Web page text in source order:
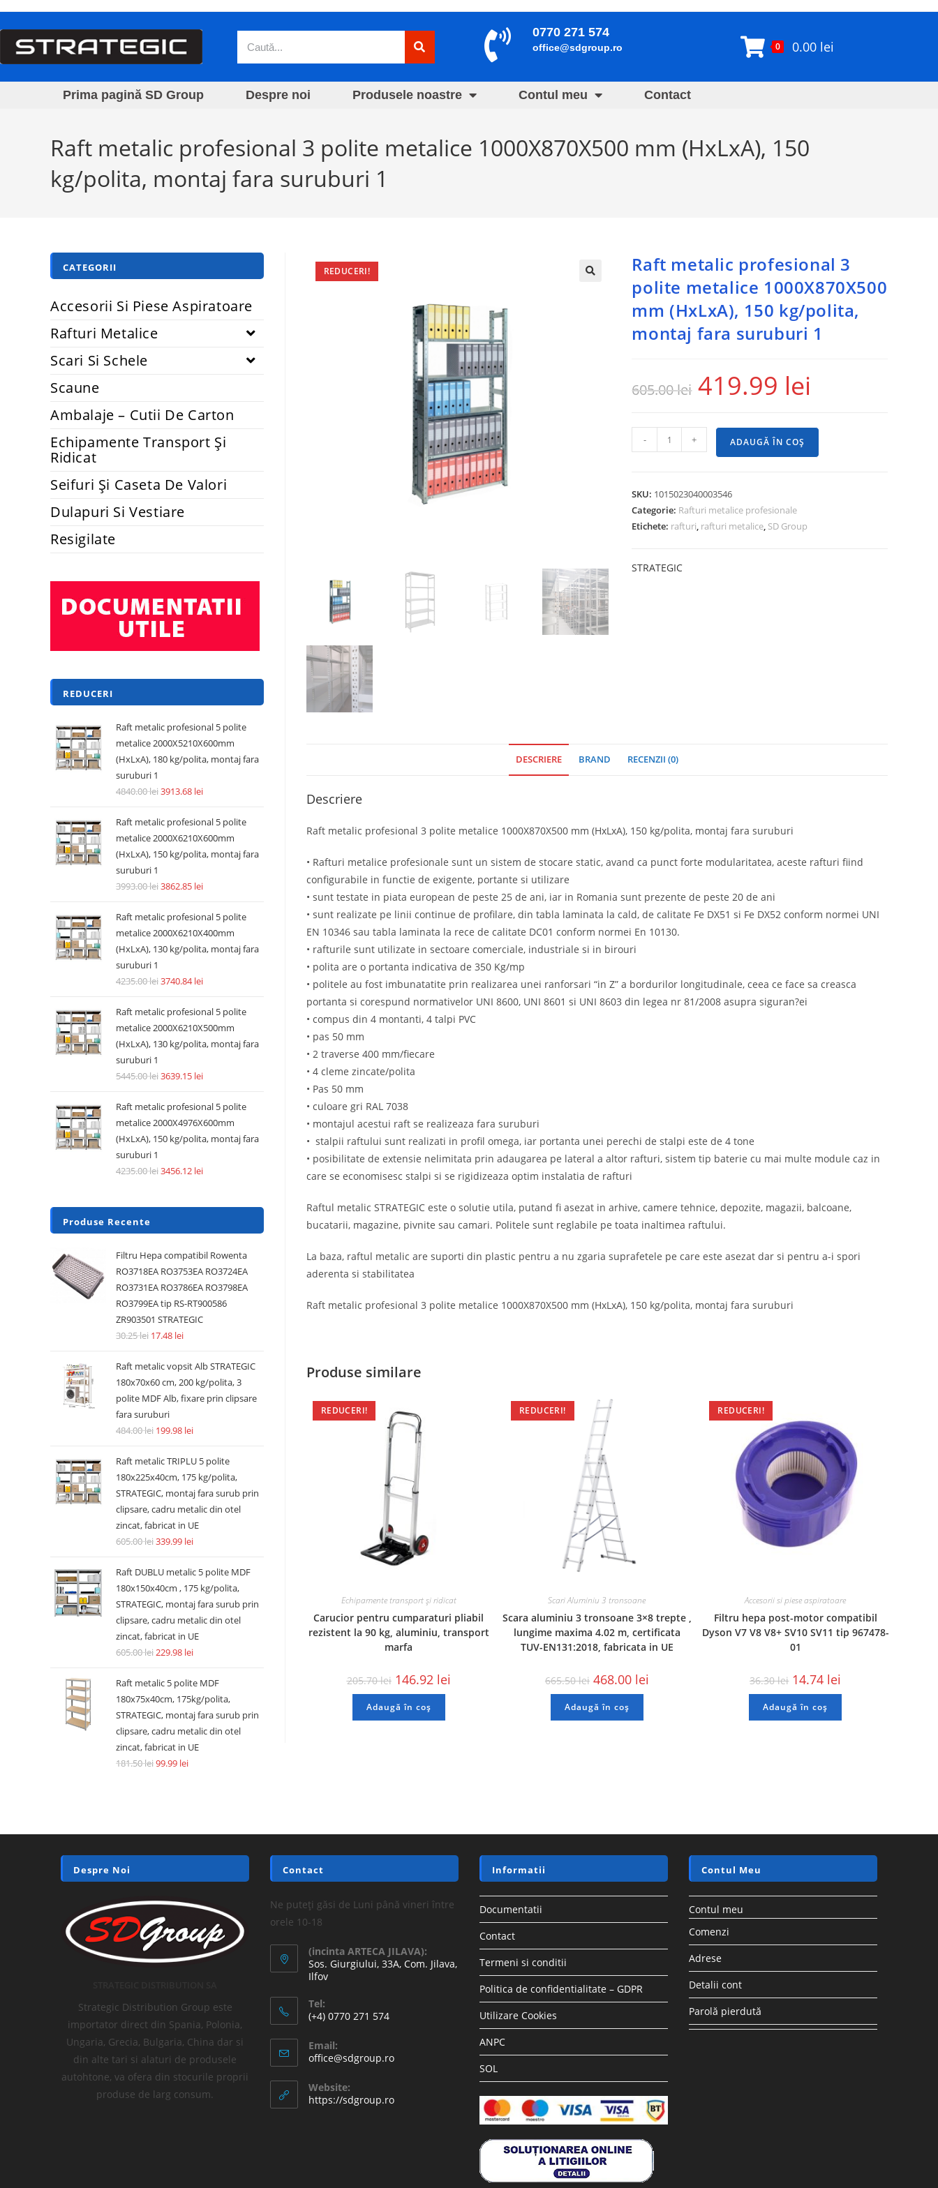
0770 271 574
office@sdgroup.ro 0 0.00 lei
Prima pagină SD Group Despre noi Produsele noastre Contul meu Contact
Raft metalic profesional 3 polite metalice 1000X870X500 mm (HxLxA), 150
kg/polita, montaj fara suruburi 1
REDUCERI!
Raft metalic profesional 3
polite metalice 1000X870X500
mm (HxLxA), 150 kg/polita,
montaj fara suruburi 1
605.00lei 419.99 lei
- + ADAUGĂ ÎN COȘ
SKU: 1015023040003546
Categorie: Rafturi metalice profesionale
Etichete: rafturi, rafturi metalice, SD Group
STRATEGIC
DESCRIERE BRAND RECENZII (0)
Descriere
Raft metalic profesional 3 polite metalice 1000X870X500 mm (HxLxA), 150 kg/polita, montaj fara suruburi
• Rafturi metalice profesionale sunt un sistem de stocare static, avand ca punct forte modularitatea, aceste rafturi fiind
configurabile in functie de exigente, portante si utilizare
• sunt testate in piata european de peste 25 de ani, iar in Romania sunt prezente de peste 20 de ani
• sunt realizate pe linii continue de profilare, din tabla laminata la cald, de calitate Fe DX51 si Fe DX52 conform normei UNI
EN 10346 sau tabla laminata la rece de calitate DC01 conform normei En 10130.
• rafturile sunt utilizate in sectoare comerciale, industriale si in birouri
• polita are o portanta indicativa de 350 Kg/mp
• politele au fost imbunatatite prin realizarea unei ranforsari “in Z” a bordurilor longitudinale, ceea ce face sa creasca
portanta si corespund normativelor UNI 8600, UNI 8601 si UNI 8603 din legea nr 81/2008 asupra siguran?ei
• compus din 4 montanti, 4 talpi PVC
• pas 50 mm
• 2 traverse 400 mm/fiecare
• 4 cleme zincate/polita
• Pas 50 mm
• culoare gri RAL 7038
• montajul acestui raft se realizeaza fara suruburi
• stalpii raftului sunt realizati in profil omega, iar portanta unei perechi de stalpi este de 4 tone
• posibilitate de extensie nelimitata prin adaugarea pe lateral a altor rafturi, sistem tip baterie cu mai multe module caz in
care se economisesc stalpi si se rigidizeaza optim instalatia de rafturi
Raftul metalic STRATEGIC este o solutie utila, putand fi asezat in arhive, camere tehnice, depozite, magazii, balcoane,
bucatarii, magazine, pivnite sau camari. Politele sunt reglabile pe toata inaltimea raftului.
La baza, raftul metalic are suporti din plastic pentru a nu zgaria suprafetele pe care este asezat dar si pentru a-i spori
aderenta si stabilitatea
Raft metalic profesional 3 polite metalice 1000X870X500 mm (HxLxA), 150 kg/polita, montaj fara suruburi
Produse similare
REDUCERI!
Echipamente transport și ridicat
Carucior pentru cumparaturi pliabil
rezistent la 90 kg, aluminiu, transport
marfa
205.70lei 146.92 lei
Adaugă în coș
REDUCERI!
Scari Aluminiu 3 tronsoane
Scara aluminiu 3 tronsoane 3×8 trepte ,
lungime maxima 4.02 m, certificata
TUV-EN131:2018, fabricata in UE
665.50lei 468.00 lei
Adaugă în coș
REDUCERI!
Accesorii si piese aspiratoare
Filtru hepa post-motor compatibil
Dyson V7 V8 V8+ SV10 SV11 tip 967478-
01
36.30lei 14.74 lei
Adaugă în coș
CATEGORII
Accesorii Si Piese Aspiratoare
Rafturi Metalice
Scari Si Schele
Scaune
Ambalaje – Cutii De Carton
Echipamente Transport Și
Ridicat
Seifuri Și Caseta De Valori
Dulapuri Si Vestiare
Resigilate
REDUCERI
Raft metalic profesional 5 polite
metalice 2000X5210X600mm
(HxLxA), 180 kg/polita, montaj fara
suruburi 1
4840.00lei3913.68 lei
Raft metalic profesional 5 polite
metalice 2000X6210X600mm
(HxLxA), 150 kg/polita, montaj fara
suruburi 1
3993.00lei3862.85 lei
Raft metalic profesional 5 polite
metalice 2000X6210X400mm
(HxLxA), 130 kg/polita, montaj fara
suruburi 1
4235.00lei3740.84lei
Raft metalic profesional 5 polite
metalice 2000X6210X500mm
(HxLxA), 130 kg/polita, montaj fara
suruburi 1
5445.00lei3639.15 lei
Raft metalic profesional 5 polite
metalice 2000X4976X600mm
(HxLxA), 150 kg/polita, montaj fara
suruburi 1
4235.00lei3456.12 lei
Produse Recente
Filtru Hepa compatibil Rowenta
RO3718EA RO3753EA RO3724EA
RO3731EA RO3786EA RO3798EA
RO3799EA tip RS-RT900586
ZR903501 STRATEGIC
30.25lei 17.48 lei
Raft metalic vopsit Alb STRATEGIC
180x70x60 cm, 200 kg/polita, 3
polite MDF Alb, fixare prin clipsare
fara suruburi
484.00lei 199.98 lei
Raft metalic TRIPLU 5 polite
180x225x40cm, 175 kg/polita,
STRATEGIC, montaj fara surub prin
clipsare, cadru metalic din otel
zincat, fabricat in UE
605.00lei339.99 lei
Raft DUBLU metalic 5 polite MDF
180x150x40cm , 175 kg/polita,
STRATEGIC, montaj fara surub prin
clipsare, cadru metalic din otel
zincat, fabricat in UE
605.00lei229.98 lei
Raft metalic 5 polite MDF
180x75x40cm, 175kg/polita,
STRATEGIC, montaj fara surub prin
clipsare, cadru metalic din otel
zincat, fabricat in UE
181.50lei99.99 lei
Despre Noi
Strategic Distribution Group este
importator direct din Spania, Polonia,
Ungaria, Grecia, Bulgaria, China dar si
din alte tari si alaturi de produsele
autohtone, va ofera din stocurile proprii
produse de larg consum.
Contact
Ne puteți găsi de Luni până vineri între
orele 10-18
(incinta ARTECA JILAVA):
Sos. Giurgiului, 33A, Com. Jilava,
Ilfov
Tel:
(+4) 0770 271 574
Email:
office@sdgroup.ro
Website:
https://sdgroup.ro
Informatii
Documentatii
Contact
Termeni si conditii
Politica de confidentialitate – GDPR
Utilizare Cookies
ANPC
SOL
Contul Meu
Contul meu
Comenzi
Adrese
Detalii cont
Parolă pierdută